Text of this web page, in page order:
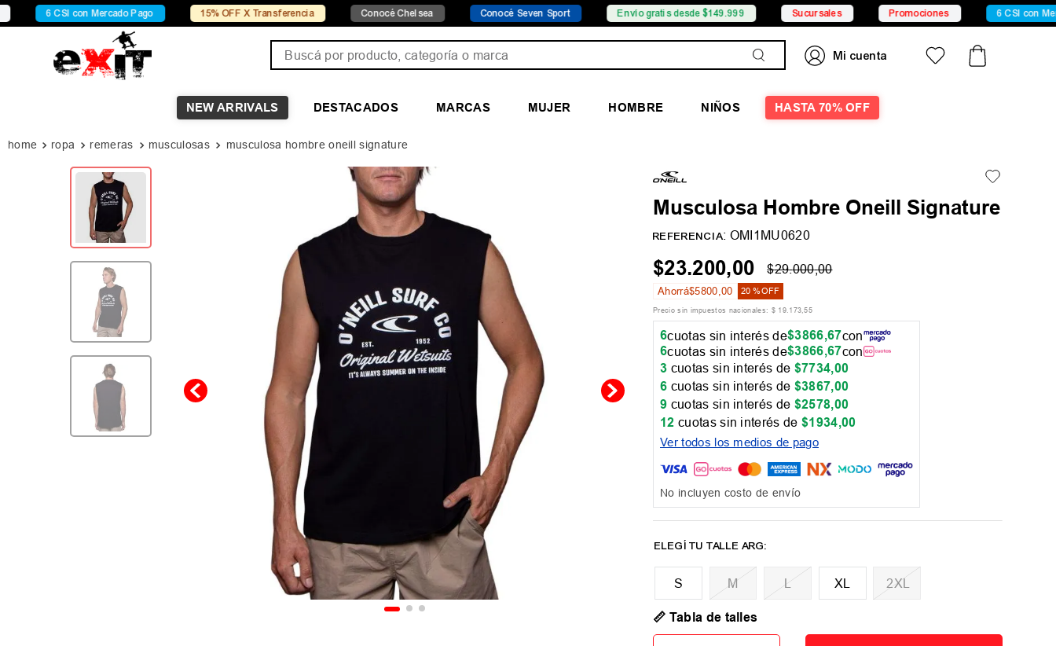
6 CSI con Mercado Pago 15% OFF X Transferencia Conocé Chelsea Conocé Seven Sport Envío gratis desde $149.999 Sucursales Promociones 6 CSI con Mercado
NEW ARRIVALS DESTACADOS MARCAS MUJER HOMBRE NIÑOS HASTA 70% OFF
ropa remeras musculosas musculosa hombre oneill signature
Musculosa Hombre Oneill Signature
REFERENCIA: OMI1MU0620
$23.200,00 $29.000,00
Ahorrá$5800,00 20 %OFF
Precio sin impuestos nacionales: $ 19.173,55
6cuotas sin interés de$3866,67con
6cuotas sin interés de$3866,67con
3 cuotas sin interés de $7734,00
6 cuotas sin interés de $3867,00
9 cuotas sin interés de $2578,00
12 cuotas sin interés de$1934,00
Ver todos los medios de pago
No incluyen costo de envío
M L XL 2XL
📏 Tabla de talles